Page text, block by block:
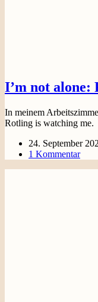
I’m not alone:
In meinem
Rotling is watching me.
24. September
1 Kommentar